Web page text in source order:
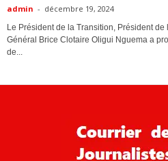
admin - décembre 19, 2024
Le Président de la Transition, Président de
Général Brice Clotaire Oligui Nguema a
de...